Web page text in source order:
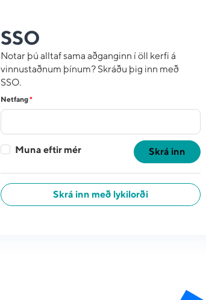
SSO
Notar þú alltaf sama aðganginn í öll kerfi á
vinnustaðnum þínum? Skráðu þig inn með
SSO.
Netfang*
Muna eftir mér Skrá inn
Skrá inn með lykilorði